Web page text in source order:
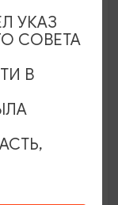
УКАЗ
СОВЕТА
В